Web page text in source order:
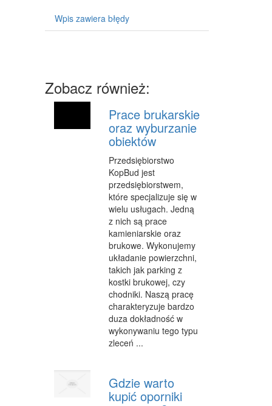
MASZYNY
TRANSPORT
TRANSPORT
CZĘŚCI SAMOCHODOWE
WYNAJEM
USŁUGI MOTORYZACYJNE
SALONY, KOMISY
E-MARKETING
AGENCJE REKLAMOWE
MATERIAŁY REKLAMOWE
INNE AGENCJE
WIGOR
ZAJĘCIA SPORTOWE I REKREACYJNE
Wpis zawiera błędy
Zobacz również:
Prace brukarskie
oraz wyburzanie
obiektów
Przedsiębiorstwo
KopBud jest
przedsiębiorstwem,
które specjalizuje się w
wielu usługach. Jedną
z nich są prace
kamieniarskie oraz
brukowe. Wykonujemy
układanie powierzchni,
takich jak parking z
kostki brukowej, czy
chodniki. Naszą pracę
charakteryzuje bardzo
duza dokładność w
wykonywaniu tego typu
zleceń ...
Gdzie warto
kupić oporniki